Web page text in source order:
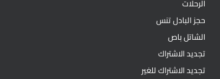
الرحلات
حجز البادل تنس
الشاتل باص
تجديد الاشتراك
تجديد الاشتراك للغير